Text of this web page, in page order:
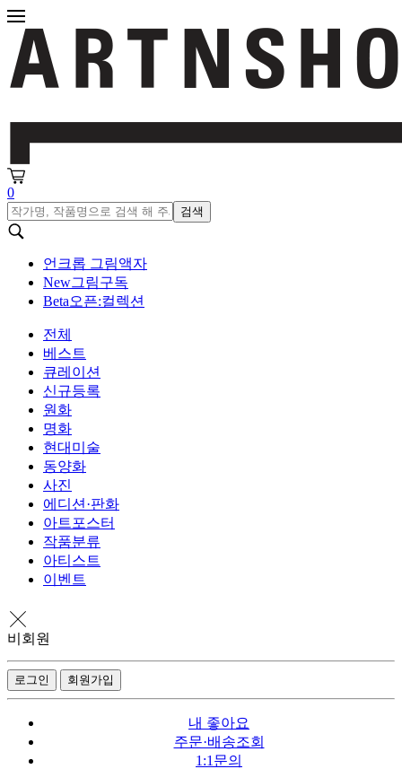
0
검색
언크롭 그림액자
New그림구독
Beta오픈:컬렉션
전체
베스트
큐레이션
신규등록
원화
명화
현대미술
동양화
사진
에디션·판화
아트포스터
작품분류
아티스트
이벤트
비회원
로그인 회원가입
내 좋아요
주문·배송조회
1:1문의